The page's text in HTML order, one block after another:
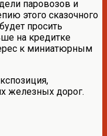
паровозов и
этого сказочного
просить
на кредитке
к миниатюрным
железных дорог.